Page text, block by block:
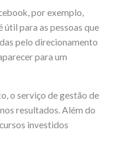
por exemplo,
útil para as pessoas que
pelo direcionamento
para um
o serviço de gestão de
resultados. Além do
investidos